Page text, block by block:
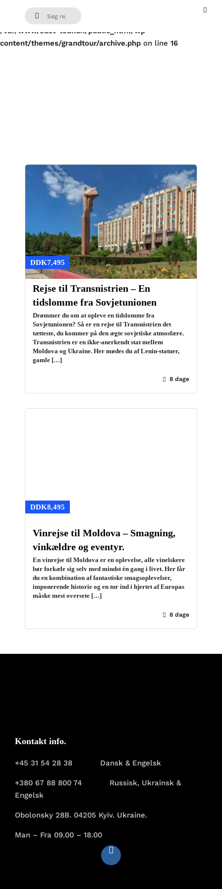
Warning
: Trying to access array offset on false in
/var/www/east-tour.dk/public_html/wp-
content/themes/grandtour/archive.php on line 16
DDK7,495
Rejse til Transnistrien – En
tidslomme fra Sovjetunionen
Drømmer du om at opleve en tidslomme fra
Sovjetunionen? Så er en rejse til Transnistrien det
tætteste, du kommer på den ægte sovjetiske atmosfære.
Transnistrien er en ikke-anerkendt stat mellem
Moldova og Ukraine. Her mødes du af Lenin-statuer,
gamle […]
8 dage
DDK8,495
Vinrejse til Moldova – Smagning,
vinkældre og eventyr.
En vinrejse til Moldova er en oplevelse, alle vinelskere
bør forkæle sig selv med mindst én gang i livet. Her får
du en kombination af fantastiske smagsoplevelser,
imponerende historie og en tur ind i hjertet af Europas
måske mest oversete […]
8 dage
Kontakt info.
+45 31 54 28 38 Dansk & Engelsk
+380 67 88 800 74
Russisk, Ukrainsk &
Engelsk
Obolonsky 28B. 04205 Kyiv. Ukraine.
Man – Fra 09.00 – 18.00